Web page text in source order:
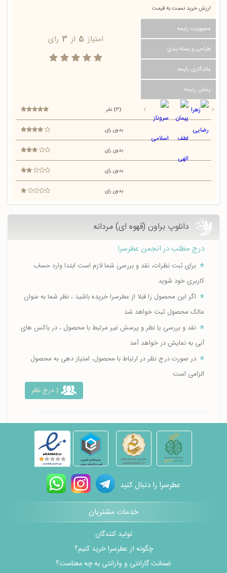
ارزش خرید نسبت به قیمت
محبوبیت رایحه
طراحی و بسته بندی
ماندگاری رایحه
پخش رایحه
امتیاز 5 از 3 رای
(3) نفر
بدون رای
بدون رای
بدون رای
بدون رای
دانلوپ براون (قهوه ای) مردانه
درج مطلب در انجمن عطرسرا
برای ثبت نظرات، نقد و بررسی شما لازم است ابتدا وارد حساب
کاربری خود شوید
اگر این محصول را قبلا از عطرسرا خریده باشید ، نظر شما به عنوان
مالک محصول ثبت خواهد شد
نقد و بررسی یا نظر و پرسش غیر مرتبط با محصول ، در باکس های
آبی به نمایش در خواهد آمد
در صورت درج نظر در ارتباط با محصول، امتیاز دهی به محصول
الزامی است
| درج نظر
عطرسرا را دنبال کنید
خدمات مشتریان
تولید کنندگان
چگونه از عطرسرا خرید کنیم؟
ضمانت گارانتی و وارانتی به چه معناست؟